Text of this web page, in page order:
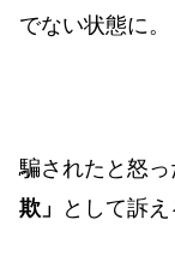
でない状態に。
騙されたと怒
欺」
として訴